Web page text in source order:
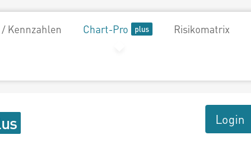
Kennzahlen Chart-Pro Risikomatrix
Login